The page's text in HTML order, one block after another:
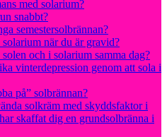
med solarium?
snabbt?
semestersolbrännan?
när du är gravid?
och i solarium samma dag?
vinterdepression genom att sola i
på” solbrännan?
solkräm med skyddsfaktor i
skaffat dig en grundsolbränna i